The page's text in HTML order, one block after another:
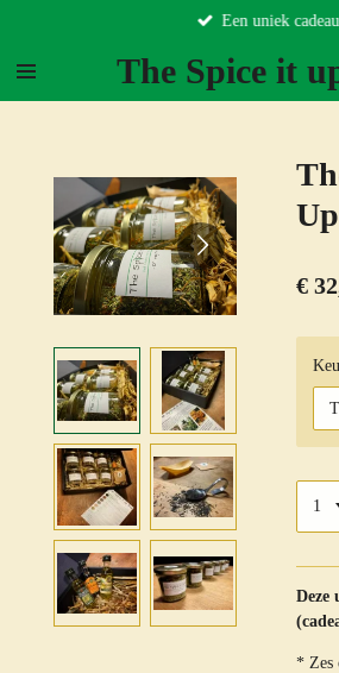
naar
de
The Spice it
Een uniek cadeau
€
Deze
* Zes